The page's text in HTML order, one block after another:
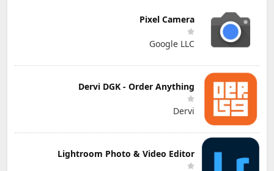
Pixel Camera
Google LLC
Dervi DGK - Order Anything
Dervi
Lightroom Photo & Video Editor